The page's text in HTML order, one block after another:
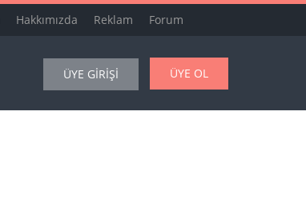
Hakkımızda Reklam Forum
ÜYE GİRİŞİ ÜYE OL